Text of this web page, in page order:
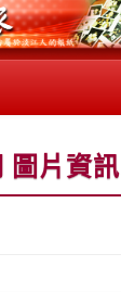
圖片資訊